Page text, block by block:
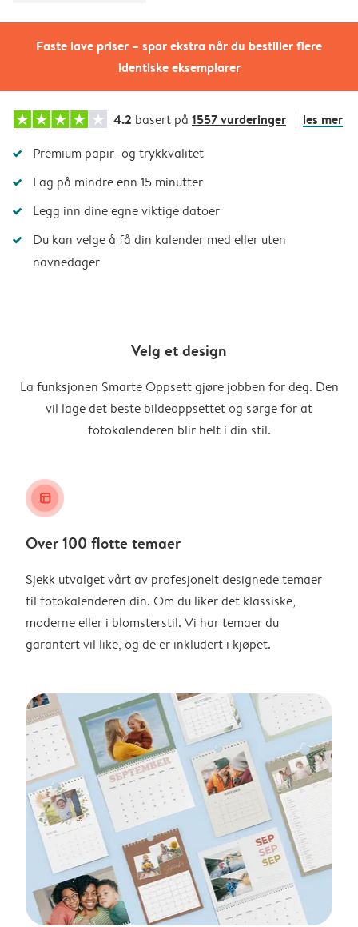
Faste lave priser – spar ekstra når du bestiller flere
identiske eksemplarer
4.2 basert på 1557 vurderinger les mer
Premium papir- og trykkvalitet
Lag på mindre enn 15 minutter
Legg inn dine egne viktige datoer
Du kan velge å få din kalender med eller uten
navnedager
Velg et design
La funksjonen Smarte Oppsett gjøre jobben for deg. Den
vil lage det beste bildeoppsettet og sørge for at
fotokalenderen blir helt i din stil.
layout_alt
Over 100 flotte temaer
Sjekk utvalget vårt av profesjonelt designede temaer
til fotokalenderen din. Om du liker det klassiske,
moderne eller i blomsterstil. Vi har temaer du
garantert vil like, og de er inkludert i kjøpet.